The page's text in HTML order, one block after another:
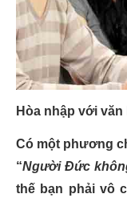
Hòa nhập với văn
Có một phương
“Người Đức
thế bạn phải vô